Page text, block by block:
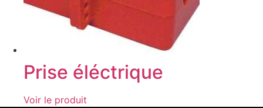
Prise éléctrique
Voir le produit